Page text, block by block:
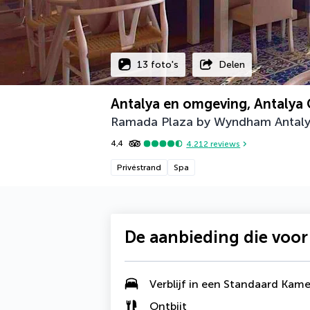
13 foto's Delen
Antalya en omgeving, Antalya
Ramada Plaza by Wyndham
4,4 4.212 reviews
Privéstrand Spa
De aanbieding die
Verblijf in een Standaard
Ontbijt